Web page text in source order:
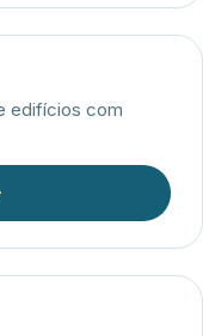
edifícios com